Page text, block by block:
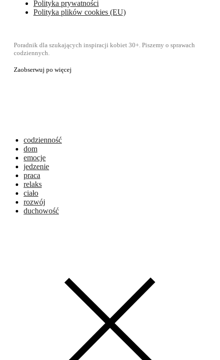
Polityka prywatności
Polityka plików cookies (EU)
Poradnik dla szukających inspiracji kobiet 30+. Piszemy o sprawach
codziennych.
Zaobserwuj po więcej
codzienność
dom
emocje
jedzenie
praca
relaks
ciało
rozwój
duchowość